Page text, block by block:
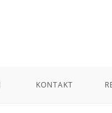
KONTAKT